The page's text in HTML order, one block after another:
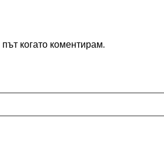
когато коментирам.